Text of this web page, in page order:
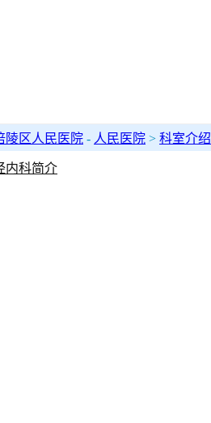
陵区人民医院 - 人民医院 > 科室介绍
内科简介